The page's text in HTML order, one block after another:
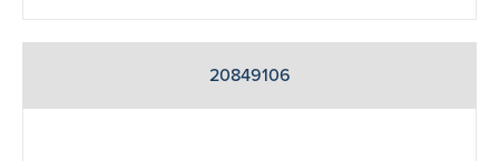
20849106